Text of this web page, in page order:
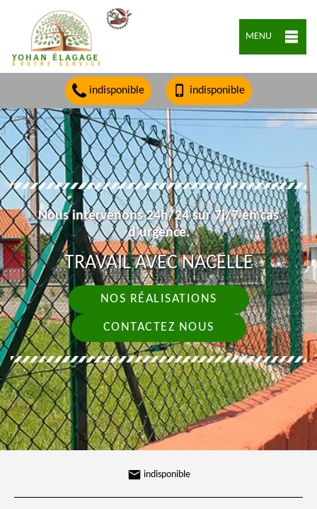
MENU
indisponible indisponible
Nous intervenons 24h/24 sur 7j/7 en cas
d'urgence.
TRAVAIL AVEC NACELLE
NOS RÉALISATIONS
CONTACTEZ NOUS
indisponible